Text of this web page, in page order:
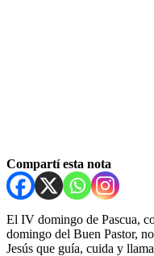
Compartí esta nota
El IV domingo de Pascua,
domingo del Buen Pastor,
Jesús que guía, cuida y